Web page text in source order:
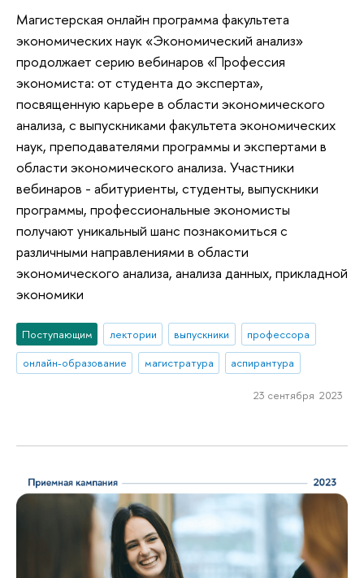
Магистерская онлайн программа факультета
экономических наук «Экономический анализ»
продолжает серию вебинаров «Профессия
экономиста: от студента до эксперта»,
посвященную карьере в области экономического
анализа, с выпускниками факультета экономических
наук, преподавателями программы и экспертами в
области экономического анализа. Участники
вебинаров - абитуриенты, студенты, выпускники
программы, профессиональные экономисты
получают уникальный шанс познакомиться с
различными направлениями в области
экономического анализа, анализа данных, прикладной
экономики
Поступающим лектории выпускники
профессора
онлайн-образование
магистратура аспирантура
23 сентября 2023